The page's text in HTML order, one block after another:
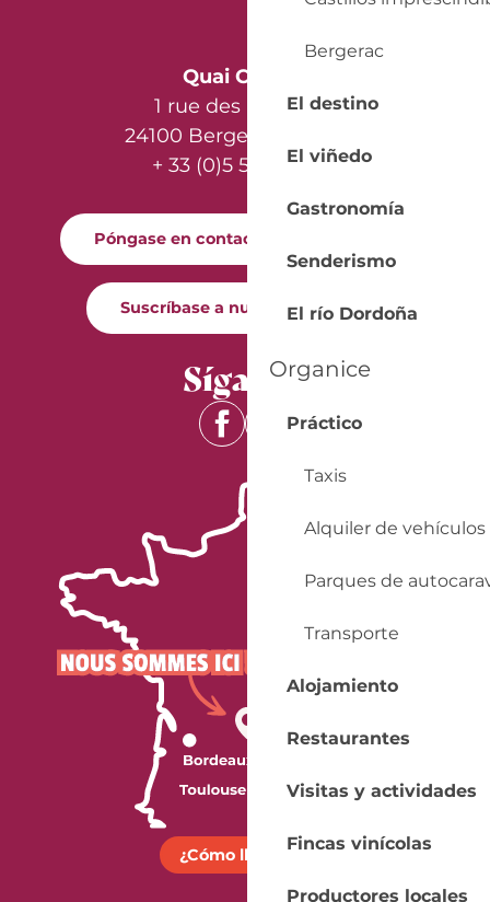
Bergerac
El destino
El viñedo
Gastronomía
Senderismo
El río Dordoña
Organice
Práctico
Taxis
Alquiler de vehículos
Parques de
Transporte
Alojamiento
Restaurantes
Visitas y actividades
Fincas vinícolas
Productores locales
Quai Cyrano
1 rue des Récollets
24100 Bergerac - France
+ 33 (0)5 53 57 03 11
Póngase en contacto con nosotros
Suscríbase a nuestro boletín
Síganos
¿Cómo llegar?